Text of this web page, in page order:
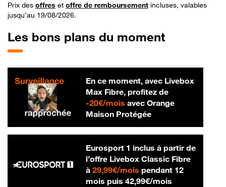
Prix des offres et offre de remboursement incluses, valables
jusqu’au 19/08/2026.
Les bons plans du moment
En ce moment, avec Livebox
Max Fibre, profitez de
-20€/mois20 € par mois
avec Orange
Maison Protégée
Eurosport 1 inclus à partir de
l’offre Livebox Classic Fibre
à 29,99€/mois29,99 € par mois
pendant 12
mois puis 42,99€/mois42,99 € par